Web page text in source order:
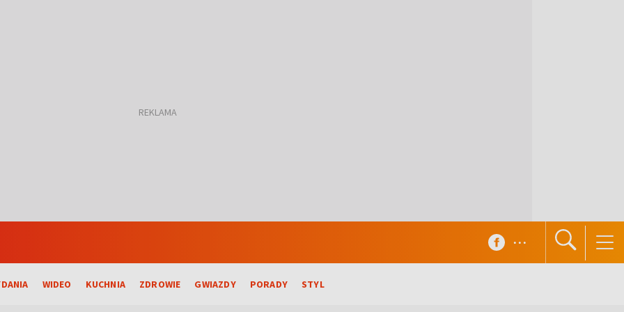
WIDEO KUCHNIA ZDROWIE GWIAZDY PORADY STYL
...